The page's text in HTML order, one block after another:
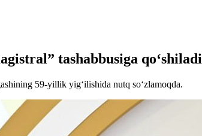
tashabbusiga qo‘shiladi
59-yillik yig‘ilishida nutq so‘zlamoqda.